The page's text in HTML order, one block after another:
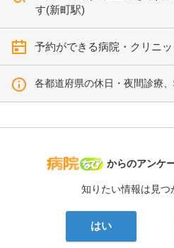
す(新町駅)
予約ができる病院・クリニ
各都道府県の休日・夜間診療
病院なび
からのアンケ
知りたい情報は見つ
はい